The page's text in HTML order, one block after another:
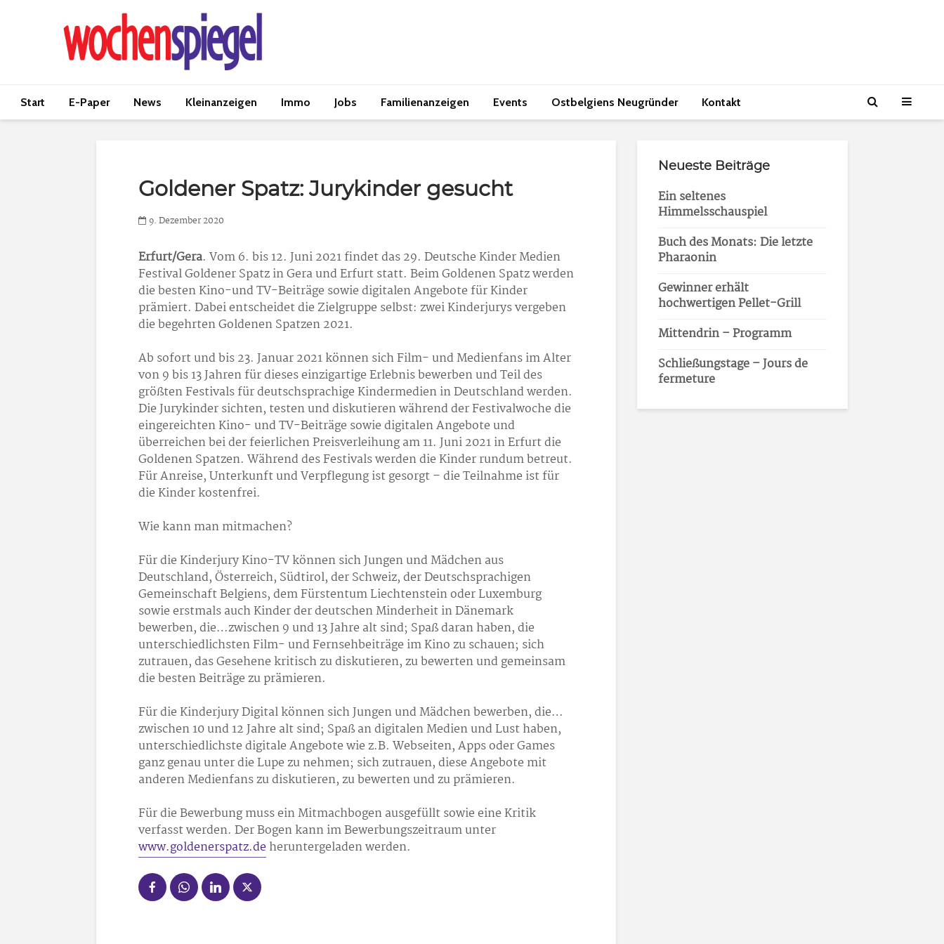
Start E-Paper News Kleinanzeigen Immo Jobs Familienanzeigen Events Ostbelgiens Neugründer Kontakt
Goldener Spatz: Jurykinder gesucht
9. Dezember 2020
Erfurt/Gera. Vom 6. bis 12. Juni 2021 findet das 29. Deutsche Kinder Medien
Festival Goldener Spatz in Gera und Erfurt statt. Beim Goldenen Spatz werden
die besten Kino-und TV-Beiträge sowie digitalen Angebote für Kinder
prämiert. Dabei entscheidet die Zielgruppe selbst: zwei Kinderjurys vergeben
die begehrten Goldenen Spatzen 2021.
Ab sofort und bis 23. Januar 2021 können sich Film- und Medienfans im Alter
von 9 bis 13 Jahren für dieses einzigartige Erlebnis bewerben und Teil des
größten Festivals für deutschsprachige Kindermedien in Deutschland werden.
Die Jurykinder sichten, testen und diskutieren während der Festivalwoche die
eingereichten Kino- und TV-Beiträge sowie digitalen Angebote und
überreichen bei der feierlichen Preisverleihung am 11. Juni 2021 in Erfurt die
Goldenen Spatzen. Während des Festivals werden die Kinder rundum betreut.
Für Anreise, Unterkunft und Verpflegung ist gesorgt – die Teilnahme ist für
die Kinder kostenfrei.
Wie kann man mitmachen?
Für die Kinderjury Kino-TV können sich Jungen und Mädchen aus
Deutschland, Österreich, Südtirol, der Schweiz, der Deutschsprachigen
Gemeinschaft Belgiens, dem Fürstentum Liechtenstein oder Luxemburg
sowie erstmals auch Kinder der deutschen Minderheit in Dänemark
bewerben, die…zwischen 9 und 13 Jahre alt sind; Spaß daran haben, die
unterschiedlichsten Film- und Fernsehbeiträge im Kino zu schauen; sich
zutrauen, das Gesehene kritisch zu diskutieren, zu bewerten und gemeinsam
die besten Beiträge zu prämieren.
Für die Kinderjury Digital können sich Jungen und Mädchen bewerben, die…
zwischen 10 und 12 Jahre alt sind; Spaß an digitalen Medien und Lust haben,
unterschiedlichste digitale Angebote wie z.B. Webseiten, Apps oder Games
ganz genau unter die Lupe zu nehmen; sich zutrauen, diese Angebote mit
anderen Medienfans zu diskutieren, zu bewerten und zu prämieren.
Für die Bewerbung muss ein Mitmachbogen ausgefüllt sowie eine Kritik
verfasst werden. Der Bogen kann im Bewerbungszeitraum unter
www.goldenerspatz.deheruntergeladen werden.
Neueste Beiträge
Ein seltenes
Himmelsschauspiel
Buch des Monats: Die letzte
Pharaonin
Gewinner erhält
hochwertigen Pellet-Grill
Mittendrin – Programm
Schließungstage – Jours de
fermeture